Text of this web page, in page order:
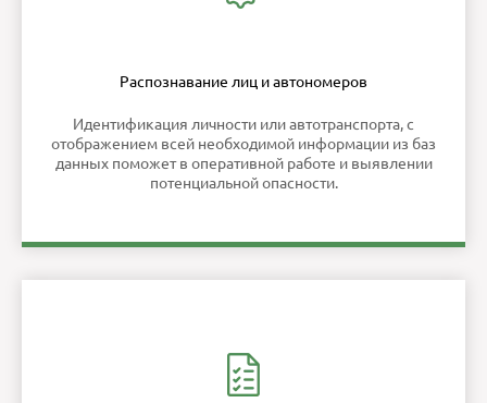
Распознавание лиц и автономеров
Идентификация личности или автотранспорта, с
отображением всей необходимой информации из баз
данных поможет в оперативной работе и выявлении
потенциальной опасности.